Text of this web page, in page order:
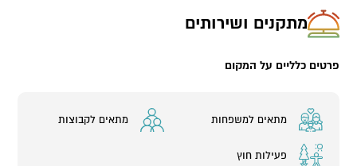
מתקנים ושירותים
פרטים כלליים על המקום
מתאים למשפחות מתאים לקבוצות
פעילות חוץ